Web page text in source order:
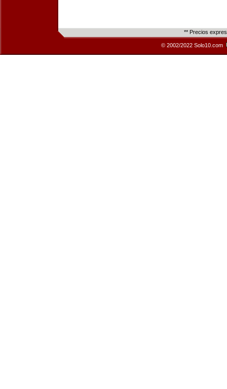
** Precios
© 2002/2022 Solo10.com